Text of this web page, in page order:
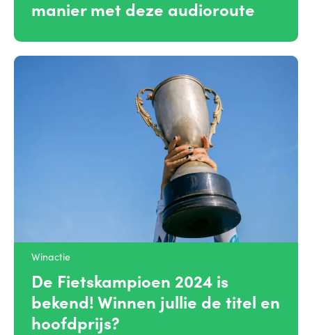
manier met deze audioroute
Winactie
De Fietskampioen 2024 is
bekend! Winnen jullie de titel en
hoofdprijs?